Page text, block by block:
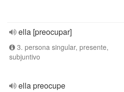
ella [preocupar]
3. persona singular, presente,
subjuntivo
ella preocupe